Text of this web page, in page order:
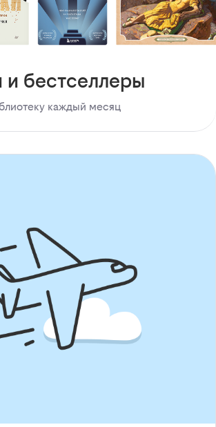
и бестселлеры
каждый месяц